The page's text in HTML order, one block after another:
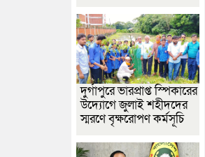
দুর্গাপুরে ভারপ্রাপ্ত স্পিকারের
উদ্যোগে জুলাই শহীদদের
স্মরণে বৃক্ষরোপণ কর্মসূচি